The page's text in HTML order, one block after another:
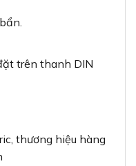
trên thanh DIN
thương hiệu hàng